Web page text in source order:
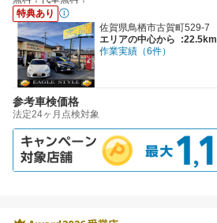
特典あり
佐賀県鳥栖市古賀町529-7
エリアの中心から
:22.5km
作業実績（6件）
参考車検価格
法定24ヶ月点検対象